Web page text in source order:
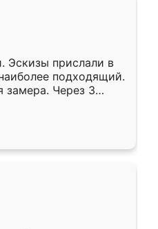
Эскизы прислали в
подходящий.
замера. Через 3
готова. Остались
Ренессанс
работу!